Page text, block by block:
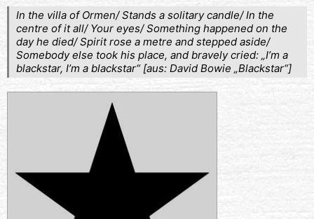
In the villa of Ormen/ Stands a solitary candle/ In the
centre of it all/ Your eyes/ Something happened on the
day he died/ Spirit rose a metre and stepped aside/
Somebody else took his place, and bravely cried: „I’m a
blackstar, I’m a blackstar“ [aus: David Bowie „Blackstar“]